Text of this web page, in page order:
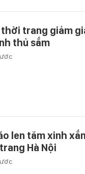
trang giảm
thủ sắm
len tăm xinh
Hà Nội